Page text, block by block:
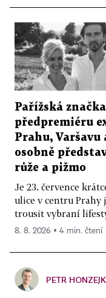
Pařížská
předpremiéru
Prahu, Varšavu
osobně
růže a pižmo
Je 23. července
ulice v centru Prahy
trousit vybraní
8. 8. 2026 ▪ 4 min. čtení
PETR HONZEJK